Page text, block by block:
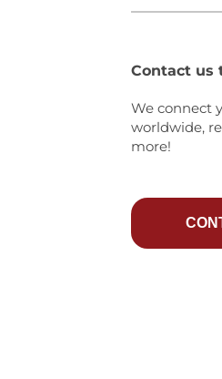
Contact us
We connect
worldwide,
more!